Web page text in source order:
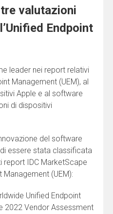
valutazioni
Endpoint
leader nei report relativi
Management (UEM), al
Apple e al software
di dispositivi
del software
essere stata classificata
report IDC MarketScape
Management (UEM):
Unified Endpoint
2022 Vendor Assessment